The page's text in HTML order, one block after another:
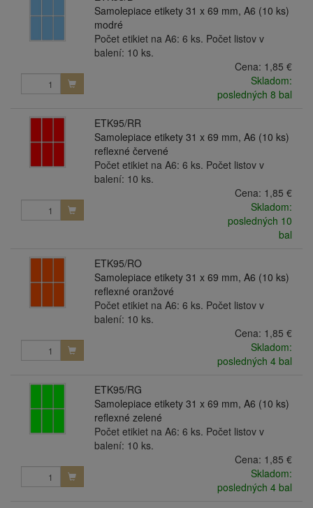
Samolepiace etikety 31 x 69 mm, A6 (10 ks)
modré
Počet etikiet na A6: 6 ks. Počet listov v
balení: 10 ks.
Cena: 1,85 €
Skladom:
posledných 8 bal
ETK95/RR
Samolepiace etikety 31 x 69 mm, A6 (10 ks)
reflexné červené
Počet etikiet na A6: 6 ks. Počet listov v
balení: 10 ks.
Cena: 1,85 €
Skladom:
posledných 10
bal
ETK95/RO
Samolepiace etikety 31 x 69 mm, A6 (10 ks)
reflexné oranžové
Počet etikiet na A6: 6 ks. Počet listov v
balení: 10 ks.
Cena: 1,85 €
Skladom:
posledných 4 bal
ETK95/RG
Samolepiace etikety 31 x 69 mm, A6 (10 ks)
reflexné zelené
Počet etikiet na A6: 6 ks. Počet listov v
balení: 10 ks.
Cena: 1,85 €
Skladom:
posledných 4 bal